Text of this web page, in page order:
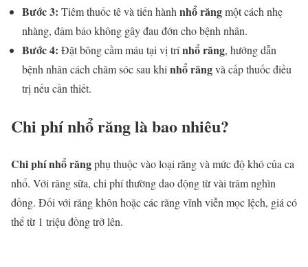
Bước 3: Tiêm thuốc tê và tiến hành nhổ răngmột cách nhẹ
nhàng, đảm bảo không gây đau đớn cho bệnh nhân.
Bước 4: Đặt bông cầm máu tại vị trínhổ răng, hướng dẫn
bệnh nhân cách chăm sóc sau khi nhổ răngvà cấp thuốc điều
trị nếu cần thiết.
Chi phí nhổ răng là bao nhiêu?
Chi phí nhổ răngphụ thuộc vào loại răng và mức độ khó của ca
nhổ. Với răng sữa, chi phí thường dao động từ vài trăm nghìn
đồng. Đối với răng khôn hoặc các răng vĩnh viễn mọc lệch, giá có
thể từ 1 triệu đồng trở lên.